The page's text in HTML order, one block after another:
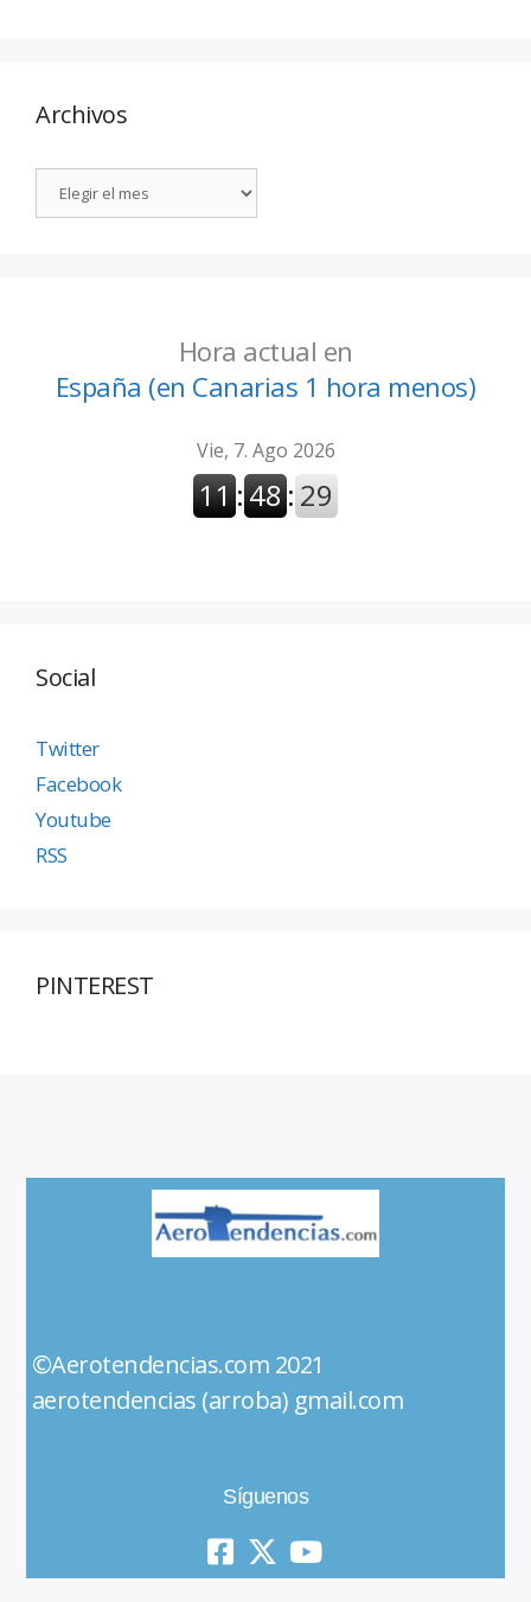
Archivos
Hora actual en
España (en Canarias 1 hora menos)
Social
Twitter
Facebook
Youtube
RSS
PINTEREST
©Aerotendencias.com 2021
aerotendencias (arroba) gmail.com
Síguenos